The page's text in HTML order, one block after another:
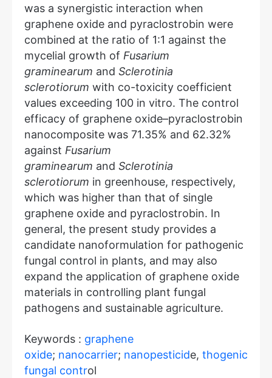
was a synergistic interaction when
graphene oxide and pyraclostrobin were
combined at the ratio of 1:1 against the
mycelial growth of Fusarium
graminearum and Sclerotinia
sclerotiorum with co-toxicity coefficient
values exceeding 100 in vitro. The control
efficacy of graphene oxide–pyraclostrobin
nanocomposite was 71.35% and 62.32%
against Fusarium
graminearum and Sclerotinia
sclerotiorum in greenhouse, respectively,
which was higher than that of single
graphene oxide and pyraclostrobin. In
general, the present study provides a
candidate nanoformulation for pathogenic
fungal control in plants, and may also
expand the application of graphene oxide
materials in controlling plant fungal
pathogens and sustainable agriculture.
Keywords : graphene
oxide; nanocarrier; nanopesticide, thogenic
fungal control